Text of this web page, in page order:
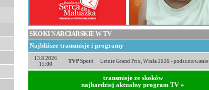
SKOKI NARCIARSKIE W TV
Najbliższe transmisje i programy
13.8.2026
15:00
TVP Sport Letnie Grand Prix, Wisła 2026 - podsumowanie
transmisje ze skoków
najbardziej aktualny program TV »